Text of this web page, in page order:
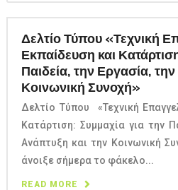
Δελτίο Τύπου «Τεχνική
Εκπαίδευση και
Παιδεία, την Εργασία,
Κοινωνική Συνοχή»
Δελτίο Τύπου «Τεχνική
Κατάρτιση: Συμμαχία για την
Ανάπτυξη και την Κοινωνική
άνοιξε σήμερα το φάκελο...
READ MORE